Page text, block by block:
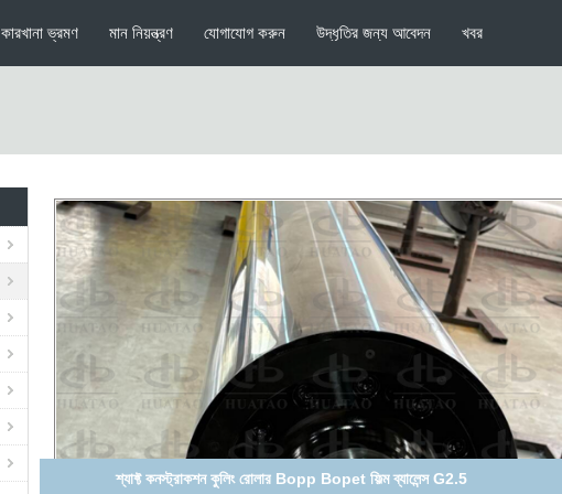
কারখানা ভ্রমণ মান নিয়ন্ত্রণ যোগাযোগ করুন উদ্ধৃতির জন্য আবেদন খবর
Q345B ফ্লো সিস্টেম ওয়েল্ডেড লিডিং স্পাইরাল কুলিং রোলার বোপ বোপেট ফিল্ম ব্যালেন্স G2.5 দিয়ে